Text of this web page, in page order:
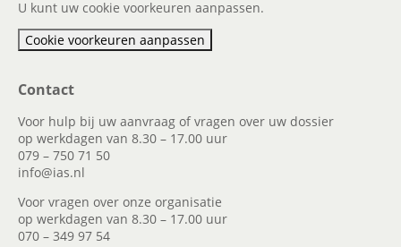
U kunt uw cookie voorkeuren aanpassen.
Cookie voorkeuren aanpassen
Contact
Voor hulp bij uw aanvraag of vragen over uw dossier
op werkdagen van 8.30 – 17.00 uur
079 – 750 71 50
info@ias.nl
Voor vragen over onze organisatie
op werkdagen van 8.30 – 17.00 uur
070 – 349 97 54